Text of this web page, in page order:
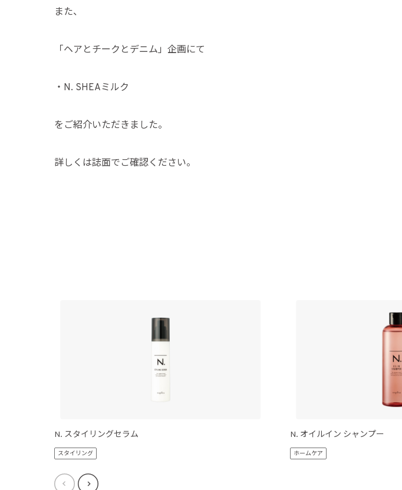
また、
「ヘアとチークとデニム」企画にて
・N. SHEAミルク
をご紹介いただきました。
詳しくは誌面でご確認ください。
N. スタイリングセラム
スタイリング
N. オイルイン シャンプー
ホームケア